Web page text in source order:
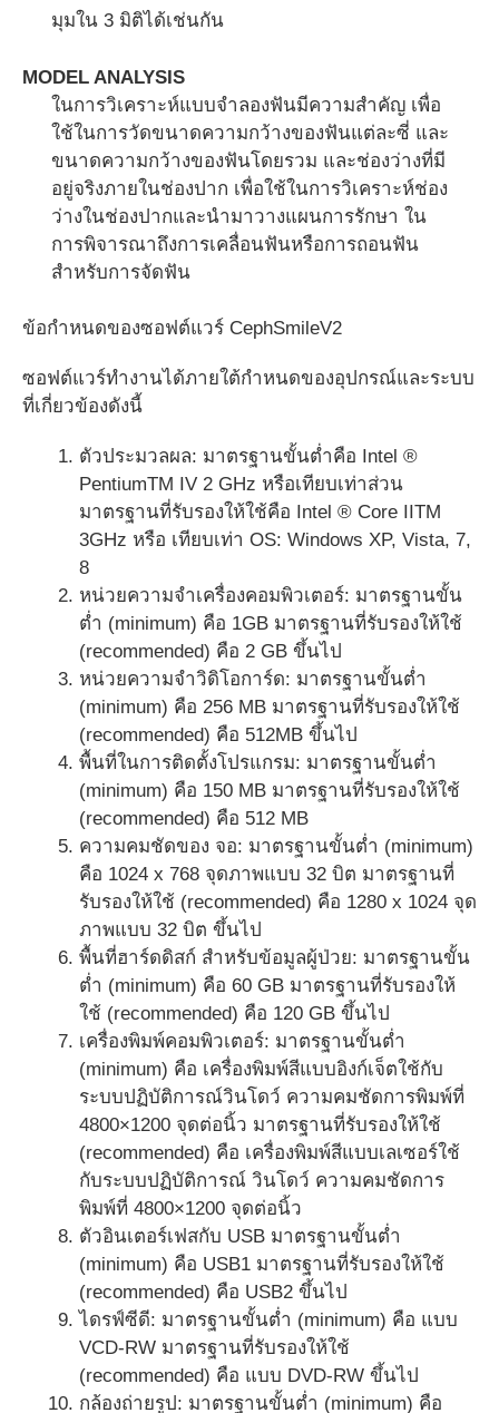
มุมใน 3 มิติได้เช่นกัน
MODEL ANALYSIS
ในการวิเคราะห์แบบจำลองฟันมีความสำคัญ เพื่อ
ใช้ในการวัดขนาดความกว้างของฟันแต่ละซี่ และ
ขนาดความกว้างของฟันโดยรวม และช่องว่างที่มี
อยู่จริงภายในช่องปาก เพื่อใช้ในการวิเคราะห์ช่อง
ว่างในช่องปากและนำมาวางแผนการรักษา ใน
การพิจารณาถึงการเคลื่อนฟันหรือการถอนฟัน
สำหรับการจัดฟัน
ข้อกำหนดของซอฟต์แวร์ CephSmileV2
ซอฟต์แวร์ทำงานได้ภายใต้กำหนดของอุปกรณ์และระบบ
ที่เกี่ยวข้องดังนี้
ตัวประมวลผล: มาตรฐานขั้นต่ำคือ Intel ®
PentiumTM IV 2 GHz หรือเทียบเท่าส่วน
มาตรฐานที่รับรองให้ใช้คือ Intel ® Core IITM
3GHz หรือ เทียบเท่า OS: Windows XP, Vista, 7,
8
หน่วยความจำเครื่องคอมพิวเตอร์: มาตรฐานขั้น
ต่ำ (minimum) คือ 1GB มาตรฐานที่รับรองให้ใช้
(recommended) คือ 2 GB ขึ้นไป
หน่วยความจำวิดิโอการ์ด: มาตรฐานขั้นต่ำ
(minimum) คือ 256 MB มาตรฐานที่รับรองให้ใช้
(recommended) คือ 512MB ขึ้นไป
พื้นที่ในการติดตั้งโปรแกรม: มาตรฐานขั้นต่ำ
(minimum) คือ 150 MB มาตรฐานที่รับรองให้ใช้
(recommended) คือ 512 MB
ความคมชัดของ จอ: มาตรฐานขั้นต่ำ (minimum)
คือ 1024 x 768 จุดภาพแบบ 32 บิต มาตรฐานที่
รับรองให้ใช้ (recommended) คือ 1280 x 1024 จุด
ภาพแบบ 32 บิต ขึ้นไป
พื้นที่ฮาร์ดดิสก์ สำหรับข้อมูลผู้ป่วย: มาตรฐานขั้น
ต่ำ (minimum) คือ 60 GB มาตรฐานที่รับรองให้
ใช้ (recommended) คือ 120 GB ขึ้นไป
เครื่องพิมพ์คอมพิวเตอร์: มาตรฐานขั้นต่ำ
(minimum) คือ เครื่องพิมพ์สีแบบอิงก์เจ็ตใช้กับ
ระบบปฏิบัติการณ์วินโดว์ ความคมชัดการพิมพ์ที่
4800×1200 จุดต่อนิ้ว มาตรฐานที่รับรองให้ใช้
(recommended) คือ เครื่องพิมพ์สีแบบเลเซอร์ใช้
กับระบบปฏิบัติการณ์ วินโดว์ ความคมชัดการ
พิมพ์ที่ 4800×1200 จุดต่อนิ้ว
ตัวอินเตอร์เฟสกับ USB มาตรฐานขั้นต่ำ
(minimum) คือ USB1 มาตรฐานที่รับรองให้ใช้
(recommended) คือ USB2 ขึ้นไป
ไดรฟ์ซีดี: มาตรฐานขั้นต่ำ (minimum) คือ แบบ
VCD-RW มาตรฐานที่รับรองให้ใช้
(recommended) คือ แบบ DVD-RW ขึ้นไป
กล้องถ่ายรูป: มาตรฐานขั้นต่ำ (minimum) คือ